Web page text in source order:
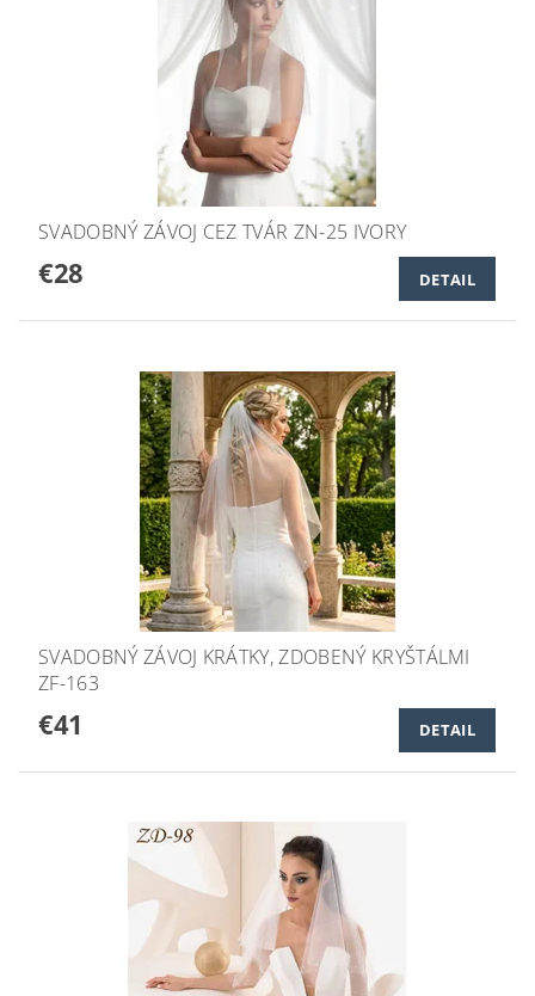
SVADOBNÝ ZÁVOJ CEZ TVÁR ZN-25 IVORY
€28 DETAIL
SVADOBNÝ ZÁVOJ KRÁTKY, ZDOBENÝ KRYŠTÁLMI
ZF-163
€41 DETAIL